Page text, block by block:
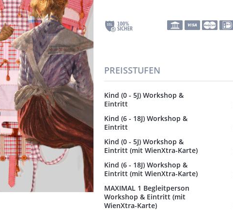
PREISSTUFEN
Kind (0 - 5J) Workshop &
Eintritt
Kind (6 - 18J) Workshop &
Eintritt
Kind (0 - 5J) Workshop &
Eintritt (mit WienXtra-Karte)
Kind (6 - 18J) Workshop &
Eintritt (mit WienXtra-Karte)
MAXIMAL 1 Begleitperson
Workshop & Eintritt (mit
WienXtra-Karte)